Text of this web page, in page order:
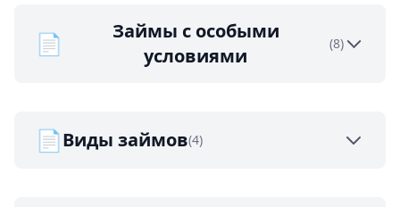
📄
Займы с особыми
условиями
(8)
📄Виды займов(4)